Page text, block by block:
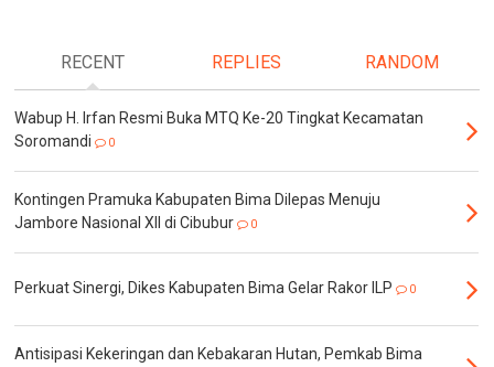
RECENT REPLIES RANDOM
Wabup H. Irfan Resmi Buka MTQ Ke-20 Tingkat Kecamatan
Soromandi
0
Kontingen Pramuka Kabupaten Bima Dilepas Menuju
Jambore Nasional XII di Cibubur
0
Perkuat Sinergi, Dikes Kabupaten Bima Gelar Rakor ILP 0
Antisipasi Kekeringan dan Kebakaran Hutan, Pemkab Bima